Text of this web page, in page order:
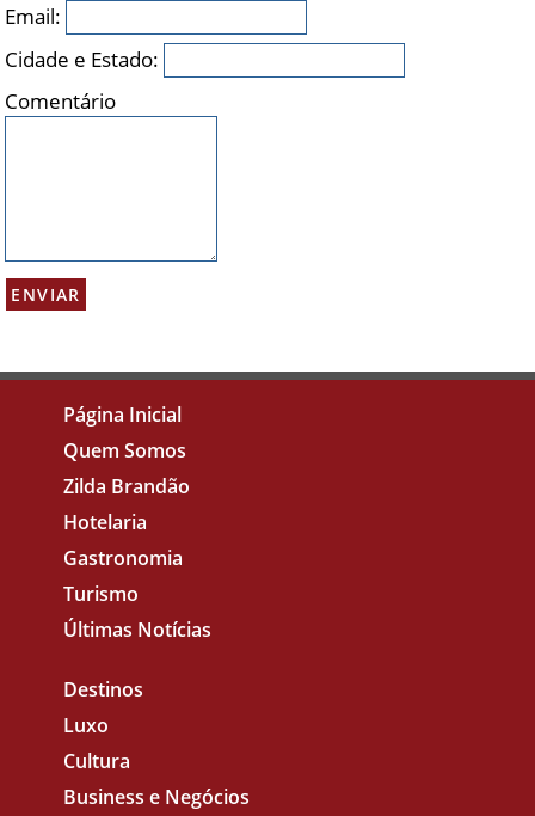
Email:
Cidade e Estado:
Comentário
Página Inicial
Quem Somos
Zilda Brandão
Hotelaria
Gastronomia
Turismo
Últimas Notícias
Destinos
Luxo
Cultura
Business e Negócios